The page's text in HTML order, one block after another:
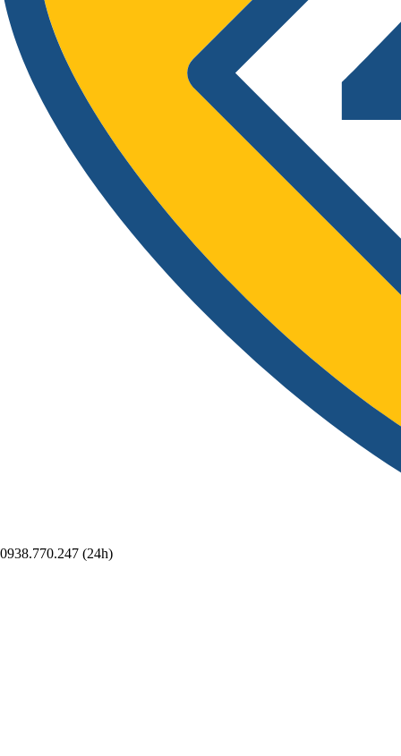
0938.770.247 (24h)